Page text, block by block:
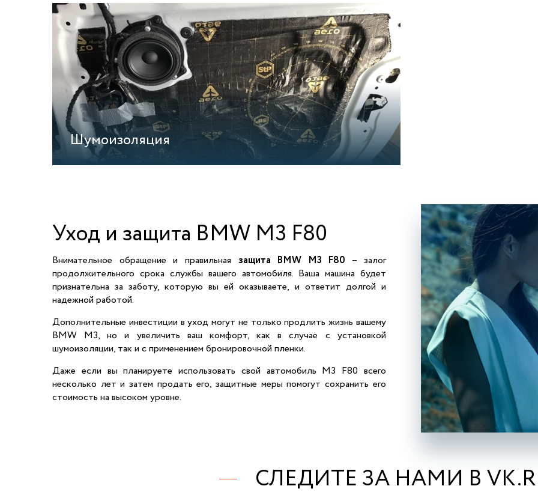
Шумоизоляция
Уход и защита BMW M3 F80
Внимательное обращение и правильная защита BMW M3 F80 – залог
продолжительного срока службы вашего автомобиля. Ваша машина будет
признательна за заботу, которую вы ей оказываете, и ответит долгой и
надежной работой.
Дополнительные инвестиции в уход могут не только продлить жизнь вашему
BMW M3, но и увеличить ваш комфорт, как в случае с установкой
шумоизоляции, так и с применением бронировочной пленки.
Даже если вы планируете использовать свой автомобиль M3 F80 всего
несколько лет и затем продать его, защитные меры помогут сохранить его
стоимость на высоком уровне.
СЛЕДИТЕ ЗА НАМИ В